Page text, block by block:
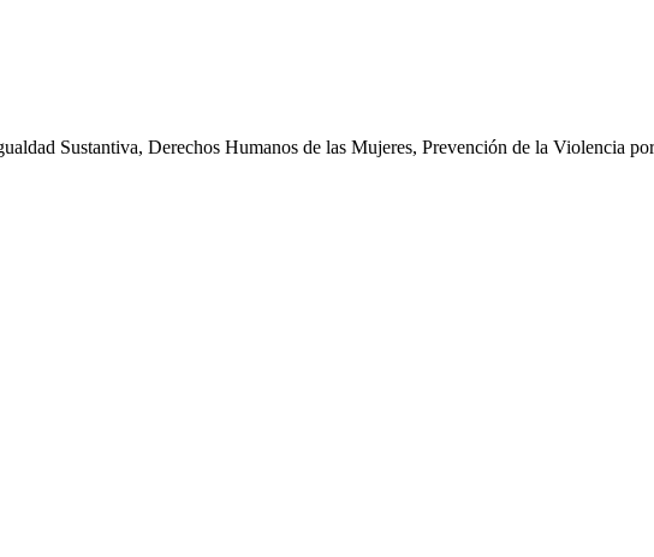
Sustantiva, Derechos Humanos de las Mujeres, Prevención de la Violencia